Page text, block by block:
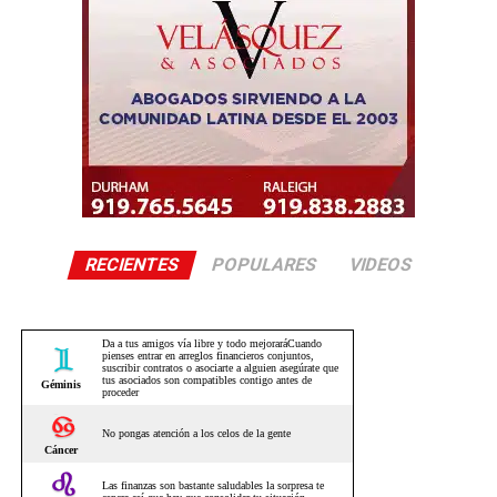
RECIENTES POPULARES VIDEOS